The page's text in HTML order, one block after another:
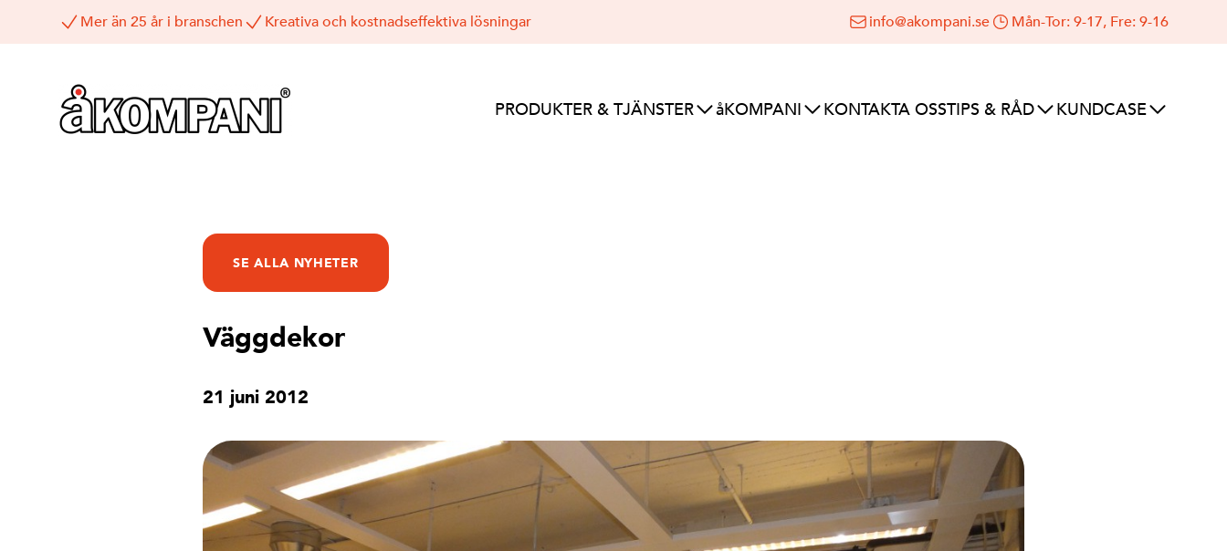
Mer än 25 år i branschen Kreativa och kostnadseffektiva lösningar info@akompani.se Mån-Tor: 9-17, Fre: 9-16
PRODUKTER & TJÄNSTER åKOMPANI KONTAKTA OSSTIPS & RÅD KUNDCASE
SE ALLA NYHETER
Väggdekor
21 juni 2012